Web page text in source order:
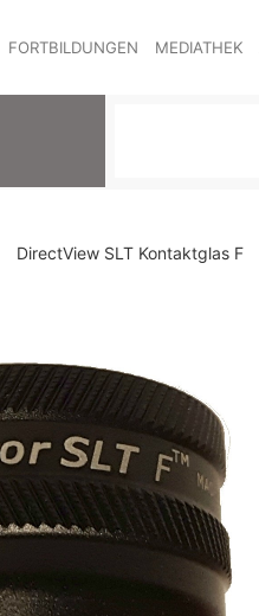
FORTBILDUNGEN MEDIATHEK
DirectView SLT Kontaktglas F